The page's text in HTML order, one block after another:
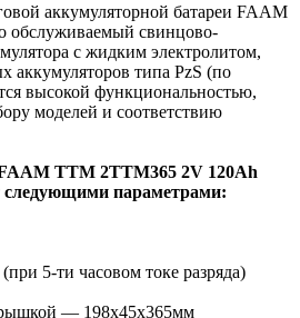
аккумуляторной батареи FAAM
свинцово-
с жидким электролитом,
аккумуляторов типа PzS (по
высокой функциональностью,
моделей и соответствию
TTM 2TTM365 2V 120Ah
следующими параметрами:
5-ти часовом токе разряда)
— 198x45x365мм